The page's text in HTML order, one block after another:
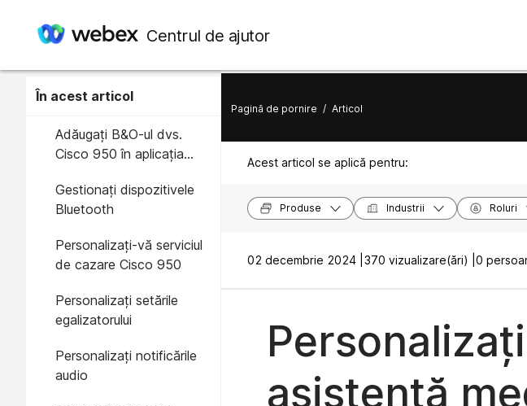
Centrul de ajutor
În acest articol
Adăugați B&O-ul dvs.
Cisco 950 în aplicația
Gestionați dispozitivele
Bluetooth
Personalizați-vă serviciul
de cazare Cisco 950
Personalizați setările
egalizatorului
Personalizaţi notificările
audio
Pagină de pornire / Articol
Acest articol se aplică pentru:
Produse Industrii Roluri
02 decembrie 2024 | 370 vizualizare(ări) | 0
asistență